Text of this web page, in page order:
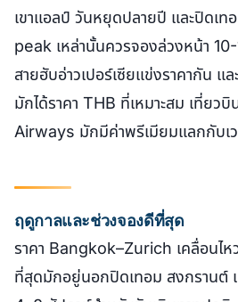
เขาแอลป์ วันหยุดปลายปี และปิดเท
peak เหล่านั้นควรจองล่วงหน้า
สายฮับอ่าวเปอร์เซียแข่งราคากัน แ
มักได้ราคา THB ที่เหมาะสม เที่ยว
Airways มักมีค่าพรีเมียมแลกกับเ
ฤดูกาลและช่วงจองดีที่สุด
ราคา Bangkok–Zurich เคลื่อนไ
ที่สุดมักอยู่นอกปิดเทอม สงกรานต์